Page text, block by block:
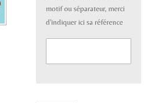
motif ou séparateur, merci
d'indiquer ici sa référence